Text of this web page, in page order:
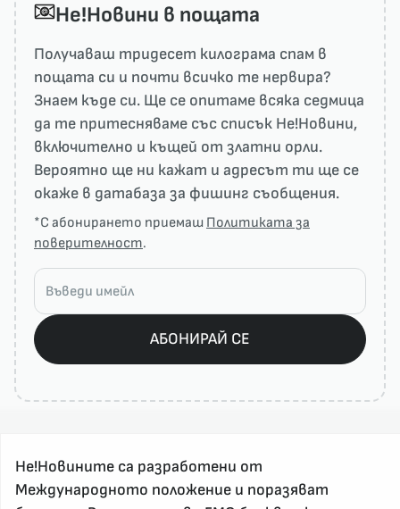
He!Новини в пощата
Получаваш тридесет килограма спам в
пощата си и почти всичко те нервира?
Знаем къде си. Ще се опитаме всяка седмица
да те притесняваме със списък He!Новини,
включително и къщей от златни орли.
Вероятно ще ни кажат и адресът ти ще се
окаже в датабаза за фишинг съобщения.
*С абонирането приемаш Политиката за
поверителност.
АБОНИРАЙ СЕ
Не!Новините са разработени от
Международното положение и поразяват